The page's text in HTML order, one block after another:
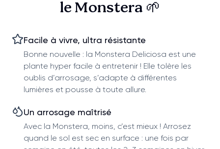
le Monstera 🌱
Facile à vivre, ultra résistante
Bonne nouvelle : la Monstera Deliciosa est une
plante hyper facile à entretenir ! Elle tolère les
oublis d’arrosage, s’adapte à différentes
lumières et pousse à toute allure.
Un arrosage maîtrisé
Avec la Monstera, moins, c’est mieux ! Arrosez
quand le sol est sec en surface : une fois par